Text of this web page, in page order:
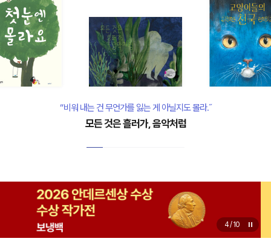
“비워 내는 건 무언가를 잃는 게 아닐지도 몰라.˝
모든 것은 흘러가, 음악처럼
4/10